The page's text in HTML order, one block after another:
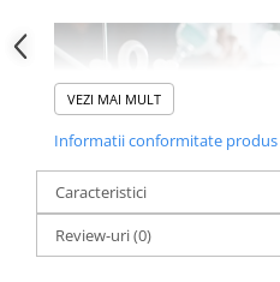
VEZI MAI MULT
Informatii conformitate produs
Caracteristici
Review-uri(0)